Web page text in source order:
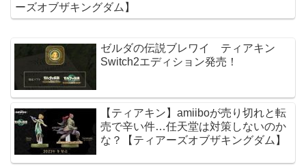
ーズオブザキングダム】
ゼルダの伝説ブレワイ ティアキン
Switch2エディション発売！
【ティアキン】amiiboが売り切れと転
売で辛い件…任天堂は対策しないのか
な？【ティアーズオブザキングダム】